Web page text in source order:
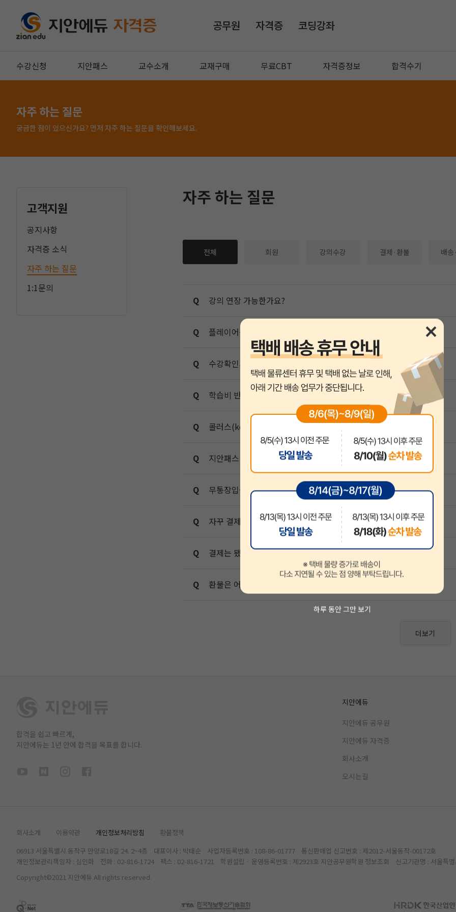
공무원 자격증 코딩강좌
수강신청 지안패스 교수소개 교재구매 무료CBT 자격증정보 합격수기
하루 동안 그만 보기
자주 하는 질문
궁금한 점이 있으신가요? 먼저 자주 하는 질문을 확인해보세요.
고객지원
공지사항
자격증 소식
자주 하는 질문
1:1문의
자주 하는 질문
전체 회원 강의수강 결제·환불 배송
Q 강의 연장 가능한가요?
Q 플레이어를 설치했는데 계속 설치 메시지가 나옵니다
Q 수강확인서, 수료증을 요청하고 싶어요
Q 학습비 반환기준
Q 콜러스(kollus) 플레이어 설치 팝업이 안나와요
Q 지안패스 재수강할인 상품은 수강신청 조건이 뭔가요
Q 무통장입금 확인은 언제 되나요?
Q 자꾸 결제 실패해요.
Q 결제는 됐는데, 내 강의 목록에 없어요.
Q 환불은 어떻게 하나요?
더보기
합격을 쉽고 빠르게,
지안에듀는 1년 안에 합격을 목표를 합니다.
지안에듀
지안에듀 공무원
지안에듀 자격증
회사소개
오시는길
회사소개 이용약관 개인정보처리방침
환불정책
06913 서울특별시 동작구 만양로18길 24. 2~4층 대표이사 : 박태순 사업자등록번호 : 108-86-01777 통신판매업 신고번호 : 제2012-서울동작-00172호
개인정보관리책임자 : 심인화 전화 : 02-816-1724 팩스 : 02-816-1721 학원설립 · 운영등록번호 : 제2923호 지안공무원학원 정보조회 신고기관명 : 서울특별
Copyright©2021 지안에듀 All rights reserved.